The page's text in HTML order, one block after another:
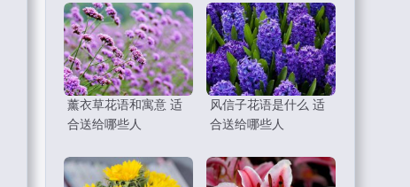
薰衣草花语和寓意 适
合送给哪些人
风信子花语是什么 适
合送给哪些人